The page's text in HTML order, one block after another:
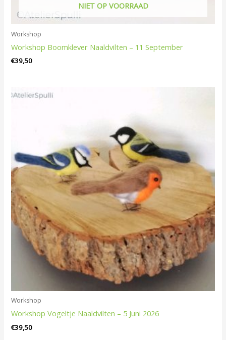
NIET OP VOORRAAD
Workshop
Workshop Boomklever Naaldvilten – 11 September
€39,50
Workshop
Workshop Vogeltje Naaldvilten – 5 Juni 2026
€39,50